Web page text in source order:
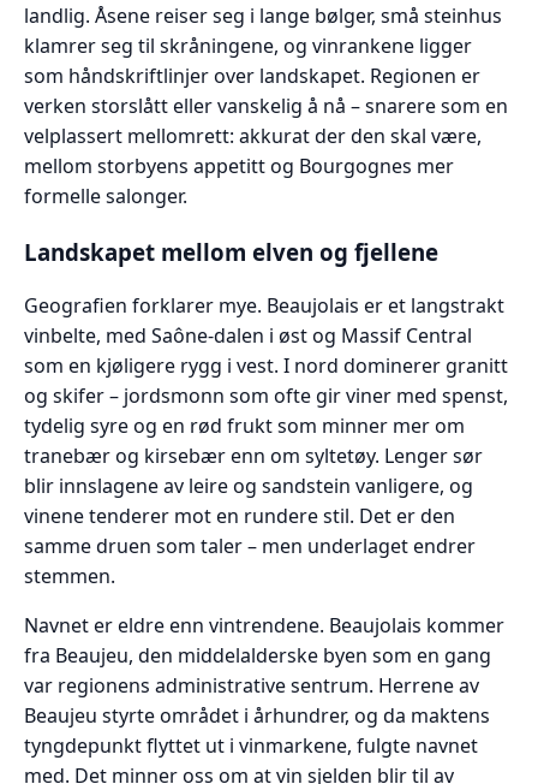
landlig. Åsene reiser seg i lange bølger, små steinhus
klamrer seg til skråningene, og vinrankene ligger
som håndskriftlinjer over landskapet. Regionen er
verken storslått eller vanskelig å nå – snarere som en
velplassert mellomrett: akkurat der den skal være,
mellom storbyens appetitt og Bourgognes mer
formelle salonger.
Landskapet mellom elven og fjellene
Geografien forklarer mye. Beaujolais er et langstrakt
vinbelte, med Saône-dalen i øst og Massif Central
som en kjøligere rygg i vest. I nord dominerer granitt
og skifer – jordsmonn som ofte gir viner med spenst,
tydelig syre og en rød frukt som minner mer om
tranebær og kirsebær enn om syltetøy. Lenger sør
blir innslagene av leire og sandstein vanligere, og
vinene tenderer mot en rundere stil. Det er den
samme druen som taler – men underlaget endrer
stemmen.
Navnet er eldre enn vintrendene. Beaujolais kommer
fra Beaujeu, den middelalderske byen som en gang
var regionens administrative sentrum. Herrene av
Beaujeu styrte området i århundrer, og da maktens
tyngdepunkt flyttet ut i vinmarkene, fulgte navnet
med. Det minner oss om at vin sjelden blir til av